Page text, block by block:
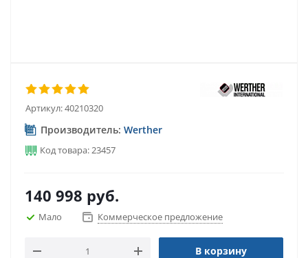
Артикул:40210320
Производитель: Werther
Код товара: 23457
140 998 руб.
Мало Коммерческое предложение
В корзину